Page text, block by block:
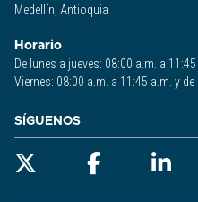
Medellín, Antioquia
Horario
De lunes a jueves: 08:00 a.m. a
Viernes: 08:00 a.m. a 11:45 a.m. y de
SÍGUENOS